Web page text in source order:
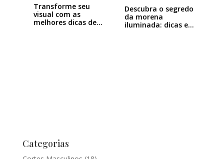
Transforme seu
visual com as
melhores dicas de
Descubra o segredo
da morena
iluminada: dicas e…
Categorias